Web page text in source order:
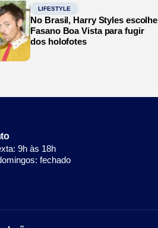
LIFESTYLE
No Brasil, Harry Styles escolhe
Fasano Boa Vista para fugir
dos holofotes
9h às 18h
fechado